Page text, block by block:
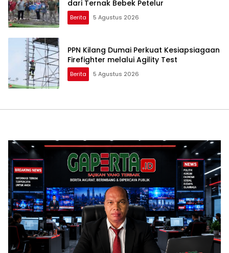
dari Ternak Bebek Petelur
Berita 5 Agustus 2026
PPN Kilang Dumai Perkuat Kesiapsiagaan
Firefighter melalui Agility Test
Berita 5 Agustus 2026